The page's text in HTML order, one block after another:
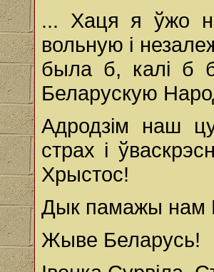
... Хаця я ўжо
вольную і
была б, калі б
Беларускую
Адродзім наш
страх і
Хрыстос!
Дык памажы нам
Жыве Беларусь!